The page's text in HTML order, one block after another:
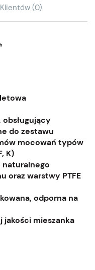
(0)
do zestawu
mocowań typów
K)
naturalnego
oraz warstwy PTFE
odporna na
jakości mieszanka